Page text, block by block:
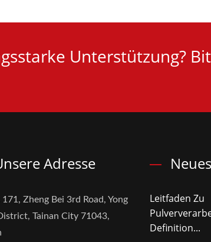
Unterstützung?
Adresse
171, Zheng Bei 3rd Road, Yong
Tainan City 71043,
Leitfaden Zu
Definition...